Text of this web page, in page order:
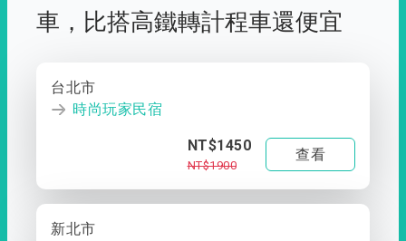
車， 比搭高鐵轉計程車還便宜
台北市
時尚玩家民宿
NT$1450
NT$1900
查看
新北市